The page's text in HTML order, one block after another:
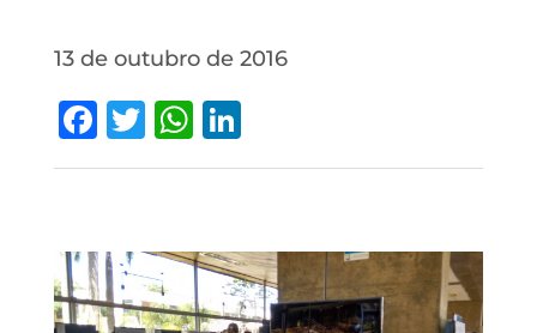
13 de outubro de 2016
Facebook
Twitter
WhatsApp
LinkedIn